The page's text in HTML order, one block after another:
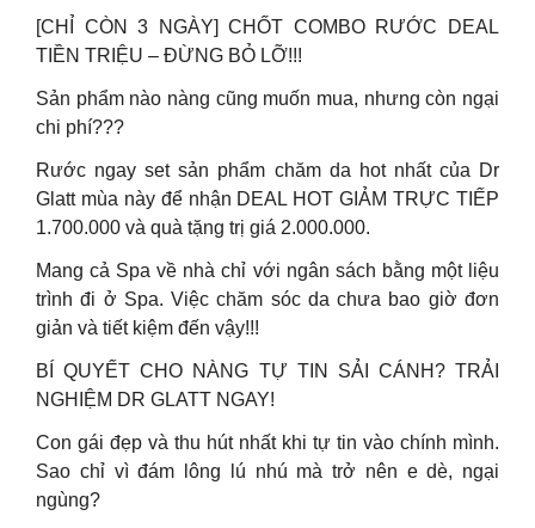
[CHỈ CÒN 3 NGÀY] CHỐT COMBO RƯỚC DEAL
TIỀN TRIỆU – ĐỪNG BỎ LỠ!!!
Sản phẩm nào nàng cũng muốn mua, nhưng còn ngại
chi phí???
Rước ngay set sản phẩm chăm da hot nhất của Dr
Glatt mùa này để nhận DEAL HOT GIẢM TRỰC TIẾP
1.700.000 và quà tặng trị giá 2.000.000.
Mang cả Spa về nhà chỉ với ngân sách bằng một liệu
trình đi ở Spa. Việc chăm sóc da chưa bao giờ đơn
giản và tiết kiệm đến vậy!!!
BÍ QUYẾT CHO NÀNG TỰ TIN SẢI CÁNH? TRẢI
NGHIỆM DR GLATT NGAY!
Con gái đẹp và thu hút nhất khi tự tin vào chính mình.
Sao chỉ vì đám lông lú nhú mà trở nên e dè, ngại
ngùng?